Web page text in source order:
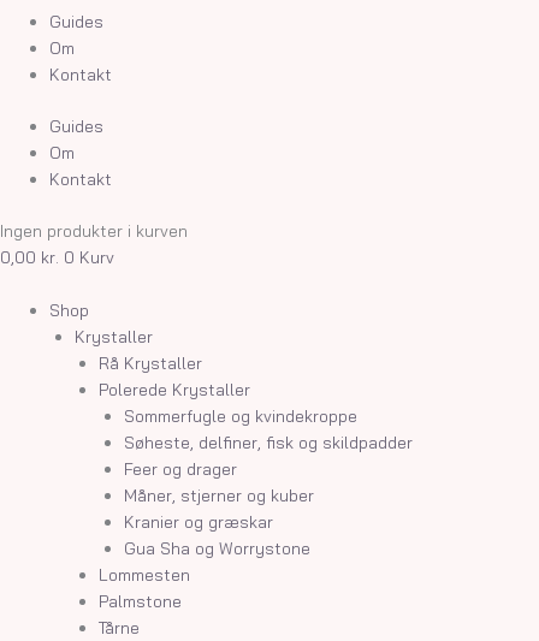
Guides
Om
Kontakt
Guides
Om
Kontakt
Ingen produkter i kurven
0,00 kr. 0 Kurv
Shop
Krystaller
Rå Krystaller
Polerede Krystaller
Sommerfugle og kvindekroppe
Søheste, delfiner, fisk og skildpadder
Feer og drager
Måner, stjerner og kuber
Kranier og græskar
Gua Sha og Worrystone
Lommesten
Palmstone
Tårne